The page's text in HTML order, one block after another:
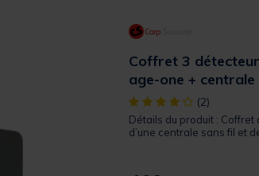
Coffret 3
age-one + centrale
[object Object] out of 5
(2)
Détails du produit :
d’une centrale sans fil et